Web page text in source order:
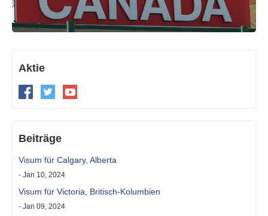
Ressourcen
Kontakt
Aktie
Beiträge
Visum für Calgary, Alberta
- Jan 10, 2024
Visum für Victoria, Britisch-Kolumbien
- Jan 09, 2024